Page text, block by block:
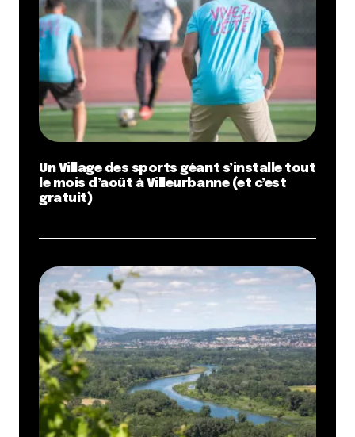
Un Village des sports géant s’installe tout
le mois d’août à Villeurbanne (et c’est
gratuit)